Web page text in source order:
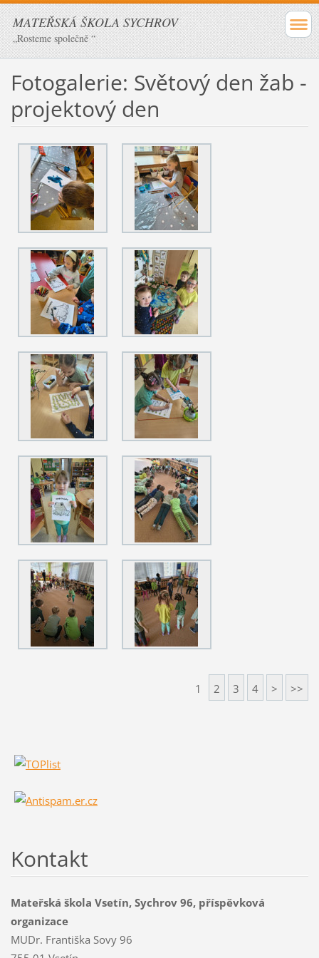
MATEŘSKÁ ŠKOLA SYCHROV
„Rosteme společně “
Fotogalerie: Světový den žab -
projektový den
1 2 3 4 > >>
Kontakt
Mateřská škola Vsetín, Sychrov 96, příspěvková
organizace
MUDr. Františka Sovy 96